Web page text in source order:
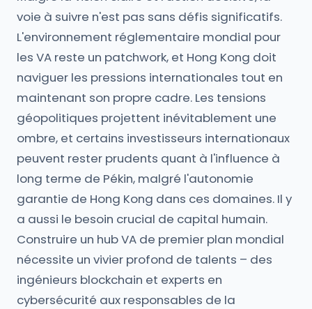
voie à suivre n'est pas sans défis significatifs.
L'environnement réglementaire mondial pour
les VA reste un patchwork, et Hong Kong doit
naviguer les pressions internationales tout en
maintenant son propre cadre. Les tensions
géopolitiques projettent inévitablement une
ombre, et certains investisseurs internationaux
peuvent rester prudents quant à l'influence à
long terme de Pékin, malgré l'autonomie
garantie de Hong Kong dans ces domaines. Il y
a aussi le besoin crucial de capital humain.
Construire un hub VA de premier plan mondial
nécessite un vivier profond de talents – des
ingénieurs blockchain et experts en
cybersécurité aux responsables de la